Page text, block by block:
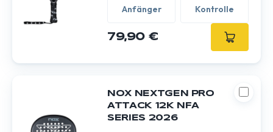
Anfänger Kontrolle
79,90 €
NOX NEXTGEN PRO
ATTACK 12K NFA
SERIES 2026